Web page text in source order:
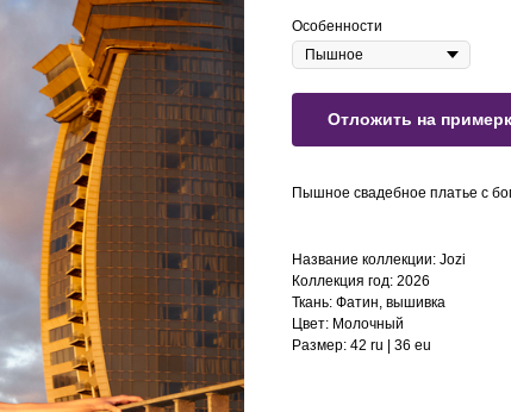
Особенности
Отложить на
Пышное свадебное платье с
Название коллекции: Jozi
Коллекция год: 2026
Ткань: Фатин, вышивка
Цвет: Молочный
Размер: 42 ru | 36 eu